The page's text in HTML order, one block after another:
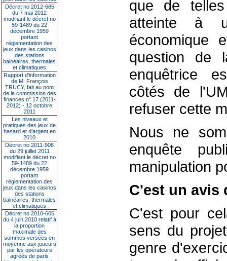
Décret no 2012-685
du 7 mai 2012
modifiant le décret no
59-1489 du 22
décembre 1959
portant
réglementation des
jeux dans les casinos
des stations
balnéaires, thermales
et climatiques
Rapport d'information
de M. François
TRUCY, fait au nom
de la commission des
finances n° 17 (2011-
2012) - 12 octobre
2011
Les niveaux et
pratiques des jeux de
hasard et d’argent en
2010
Décret no 2011-906
du 29 juillet 2011
modifiant le décret no
59-1489 du 22
décembre 1959
portant
réglementation des
jeux dans les casinos
des stations
balnéaires, thermales
et climatiques
Décret no 2010-605
du 4 juin 2010 relatif à
la proportion
maximale des
sommes versées en
moyenne aux joueurs
par les opérateurs
agréés de paris
que de
atteinte à
économique
question de
enquêtrice
côtés de
refuser cette
Nous ne
enquête
manipulation
C'est un avis
C'est pour
sens du
genre